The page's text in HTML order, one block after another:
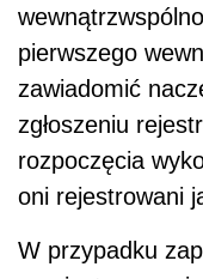
pierwszego
zawiadomić
zgłoszeniu
rozpoczęcia
oni rejestrowani
W przypadku